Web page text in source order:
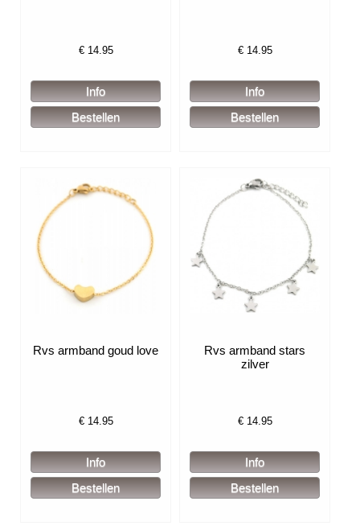
€ 14.95 € 14.95
Rvs armband goud love
€ 14.95
Rvs armband stars
zilver
€ 14.95